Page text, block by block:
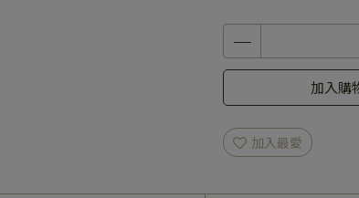
加入購
加入最愛